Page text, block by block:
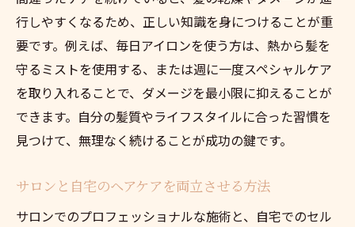
行しやすくなるため、正しい知識を身につけることが重
要です。例えば、毎日アイロンを使う方は、熱から髪を
守るミストを使用する、または週に一度スペシャルケア
を取り入れることで、ダメージを最小限に抑えることが
できます。自分の髪質やライフスタイルに合った習慣を
見つけて、無理なく続けることが成功の鍵です。
サロンと自宅のヘアケアを両立させる方法
サロンでのプロフェッショナルな施術と、自宅でのセル